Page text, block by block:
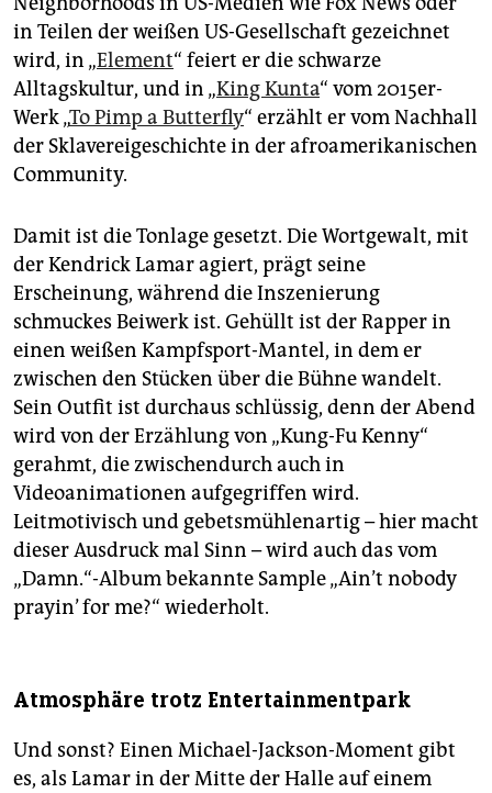
in Teilen der weißen US-Gesellschaft gezeichnet
wird, in „Element“ feiert er die schwarze
Alltagskultur, und in „King Kunta“ vom 2015er-
Werk „To Pimp a Butterfly“ erzählt er vom Nachhall
der Sklavereigeschichte in der afroamerikanischen
Community.
Damit ist die Tonlage gesetzt. Die Wortgewalt, mit
der Kendrick Lamar agiert, prägt seine
Erscheinung, während die Inszenierung
schmuckes Beiwerk ist. Gehüllt ist der Rapper in
einen weißen Kampfsport-Mantel, in dem er
zwischen den Stücken über die Bühne wandelt.
Sein Outfit ist durchaus schlüssig, denn der Abend
wird von der Erzählung von „Kung-Fu Kenny“
gerahmt, die zwischendurch auch in
Videoanimationen aufgegriffen wird.
Leitmotivisch und gebetsmühlenartig – hier macht
dieser Ausdruck mal Sinn – wird auch das vom
„Damn.“-Album bekannte Sample „Ain’t nobody
prayin’ for me?“ wiederholt.
Atmosphäre trotz Entertainmentpark
Und sonst? Einen Michael-Jackson-Moment gibt
es, als Lamar in der Mitte der Halle auf einem